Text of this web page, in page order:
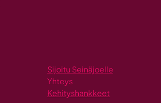
Sijoitu Seinäjoelle
Yhteys
Kehityshankkeet